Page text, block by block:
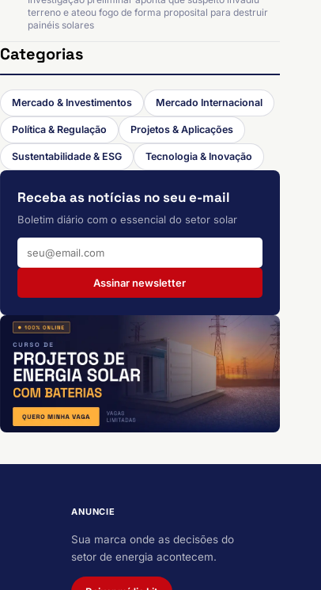
terreno e ateou fogo de forma proposital para destruir
painéis solares
Categorias
Mercado & Investimentos Mercado Internacional
Política & Regulação Projetos & Aplicações
Sustentabilidade & ESG Tecnologia & Inovação
Receba as notícias no seu e-mail
Boletim diário com o essencial do setor solar
Assinar newsletter
ANUNCIE
Sua marca onde as decisões do
setor de energia acontecem.